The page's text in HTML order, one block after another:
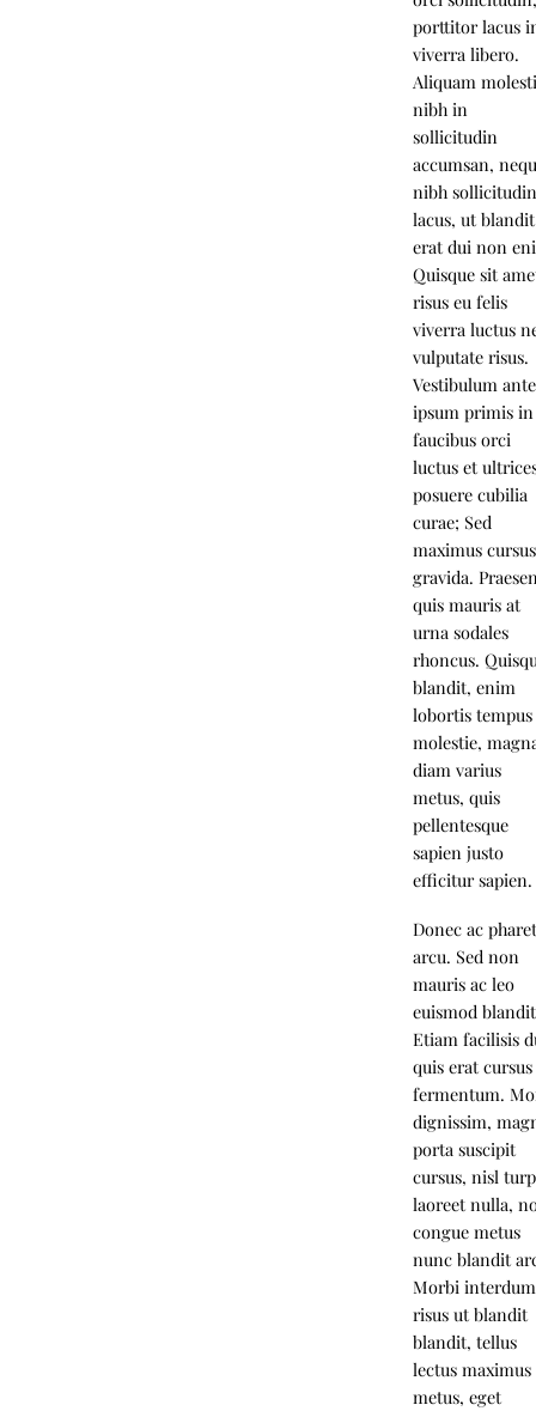
porttitor lacus
viverra libero.
Aliquam
nibh in
sollicitudin
accumsan,
nibh
lacus, ut blandit
erat dui non
Quisque sit
risus eu felis
viverra luctus
vulputate risus.
Vestibulum ante
ipsum primis in
faucibus orci
luctus et
posuere cubilia
curae; Sed
maximus cursus
gravida.
quis mauris at
urna sodales
rhoncus.
blandit, enim
lobortis tempus
molestie,
diam varius
metus, quis
pellentesque
sapien justo
efficitur sapien.
Donec ac
arcu. Sed non
mauris ac leo
euismod
Etiam facilisis
quis erat cursus
fermentum.
dignissim,
porta suscipit
cursus, nisl
laoreet nulla,
congue metus
nunc blandit
Morbi
risus ut blandit
blandit, tellus
lectus maximus
metus, eget